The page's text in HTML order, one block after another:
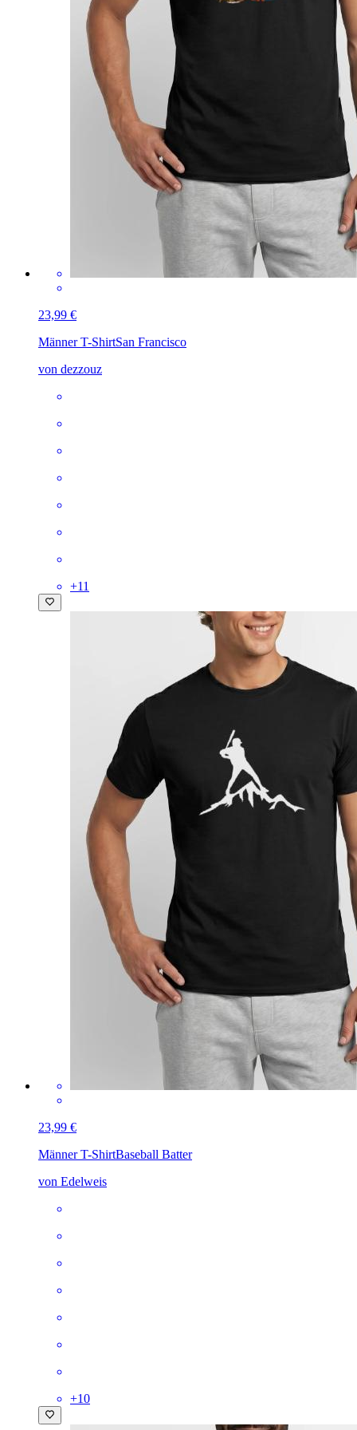
23,99 €
Männer T-ShirtSan Francisco
von dezzouz
+11
23,99 €
Männer T-ShirtBaseball Batter
von Edelweis
+10